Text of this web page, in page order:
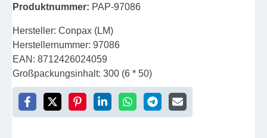
Produktnummer: PAP-97086
Hersteller: Conpax (LM)
Herstellernummer: 97086
EAN: 8712426024059
Großpackungsinhalt: 300 (6 * 50)